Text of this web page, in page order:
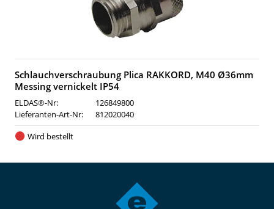
Schlauchverschraubung Plica RAKKORD, M40 Ø36mm
Messing vernickelt IP54
ELDAS®-Nr:
126849800
Lieferanten-Art-Nr:
812020040
Wird bestellt